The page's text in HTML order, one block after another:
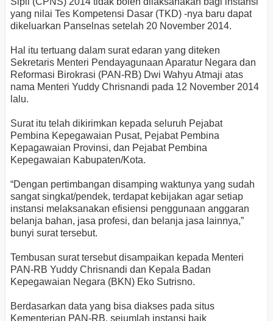
yang nilai Tes Kompetensi Dasar (TKD) -nya baru dapat
dikeluarkan Panselnas setelah 20 November 2014.
Hal itu tertuang dalam surat edaran yang diteken
Sekretaris Menteri Pendayagunaan Aparatur Negara dan
Reformasi Birokrasi (PAN-RB) Dwi Wahyu Atmaji atas
nama Menteri Yuddy Chrisnandi pada 12 November 2014
lalu.
Surat itu telah dikirimkan kepada seluruh Pejabat
Pembina Kepegawaian Pusat, Pejabat Pembina
Kepagawaian Provinsi, dan Pejabat Pembina
Kepegawaian Kabupaten/Kota.
“Dengan pertimbangan disamping waktunya yang sudah
sangat singkat/pendek, terdapat kebijakan agar setiap
instansi melaksanakan efisiensi penggunaan anggaran
belanja bahan, jasa profesi, dan belanja jasa lainnya,”
bunyi surat tersebut.
Tembusan surat tersebut disampaikan kepada Menteri
PAN-RB Yuddy Chrisnandi dan Kepala Badan
Kepegawaian Negara (BKN) Eko Sutrisno.
Berdasarkan data yang bisa diakses pada situs
Kementerian PAN-RB, sejumlah instansi baik